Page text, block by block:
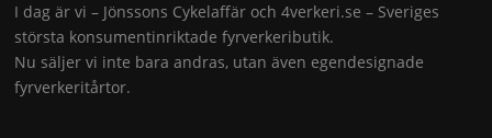
I dag är vi – Jönssons Cykelaffär och 4verkeri.se – Sveriges
största konsumentinriktade fyrverkeributik.
Nu säljer vi inte bara andras, utan även egendesignade
fyrverkeritårtor.